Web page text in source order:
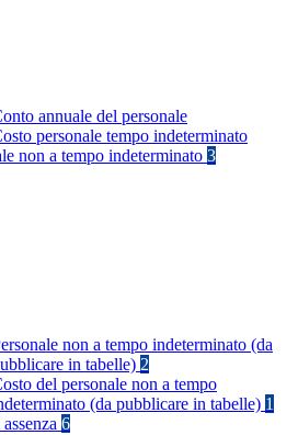
annuale del personale
personale tempo indeterminato
non a tempo indeterminato 3
non a tempo indeterminato (da
in tabelle) 2
del personale non a tempo
(da pubblicare in tabelle) 1
6